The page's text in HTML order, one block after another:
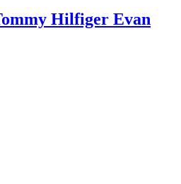
Hilfiger Evan